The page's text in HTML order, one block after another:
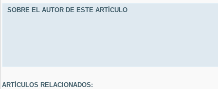
SOBRE EL AUTOR DE ESTE ARTÍCULO
ARTÍCULOS RELACIONADOS: